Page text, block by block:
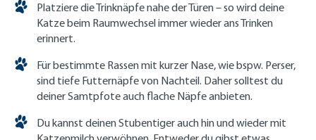
Platziere die Trinknäpfe nahe der Türen – so wird deine
Katze beim Raumwechsel immer wieder ans Trinken
erinnert.
Für bestimmte Rassen mit kurzer Nase, wie bspw. Perser,
sind tiefe Futternäpfe von Nachteil. Daher solltest du
deiner Samtpfote auch flache Näpfe anbieten.
Du kannst deinen Stubentiger auch hin und wieder mit